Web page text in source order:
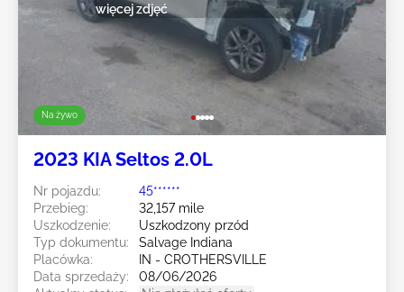
Na żywo
więcej zdjęć
2023 KIA Seltos 2.0L
Nr pojazdu:
45******
Przebieg:
32,157 mile
Uszkodzenie:
Uszkodzony przód
Typ dokumentu:
Salvage Indiana
Placówka:
IN - CROTHERSVILLE
Data sprzedaży:
08/06/2026